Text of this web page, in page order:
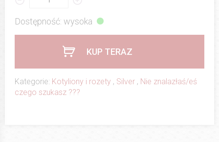
Dostępność: wysoka
KUP TERAZ
Kategorie: Kotyliony i rozety , Silver , Nie znalazłaś/eś
czego szukasz ???